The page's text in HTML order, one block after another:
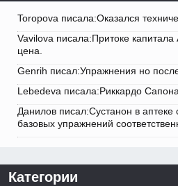
Toropova писала:Оказался
Vavilova писала:Притоке
цена.
Genrih писал:Упражнения но
Lebedeva писала:Риккардо
Данилов писал:Сустанон в аптеке
базовых упражнений
Категории